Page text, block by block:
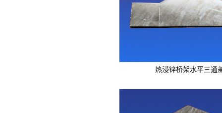
热浸锌桥架水平三通